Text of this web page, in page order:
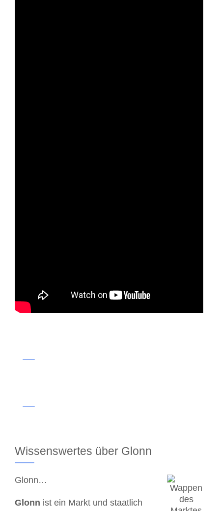
Wissenswertes über Glonn
Glonn…
Glonn ist ein Markt und staatlich